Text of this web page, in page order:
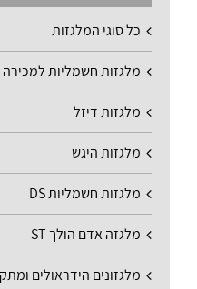
כל סוגי המלגזות
מלגזות חשמליות למכירה
מלגזות דיזל
מלגזות היגש
מלגזות חשמליות DS
מלגזה אדם הולך ST
מלגזונים הידראולים